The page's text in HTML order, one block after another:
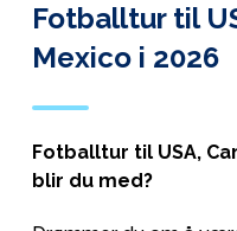
Fotballtur til
Mexico i 2026
Fotballtur til USA,
blir du med?